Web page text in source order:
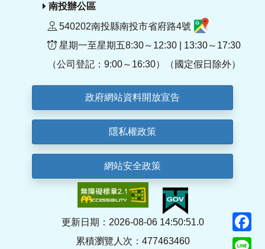
南投辦公區
540202南投縣南投市省府路4號
星期一至星期五8:30～12:30 | 13:30～17:30
（公司登記：9:00～16:30）（國定假日除外）
政府網站資料開放宣告
隱私權政策
網站安全政策
更新日期：2026-08-06 14:50:51.0
累積瀏覽人次：477463460